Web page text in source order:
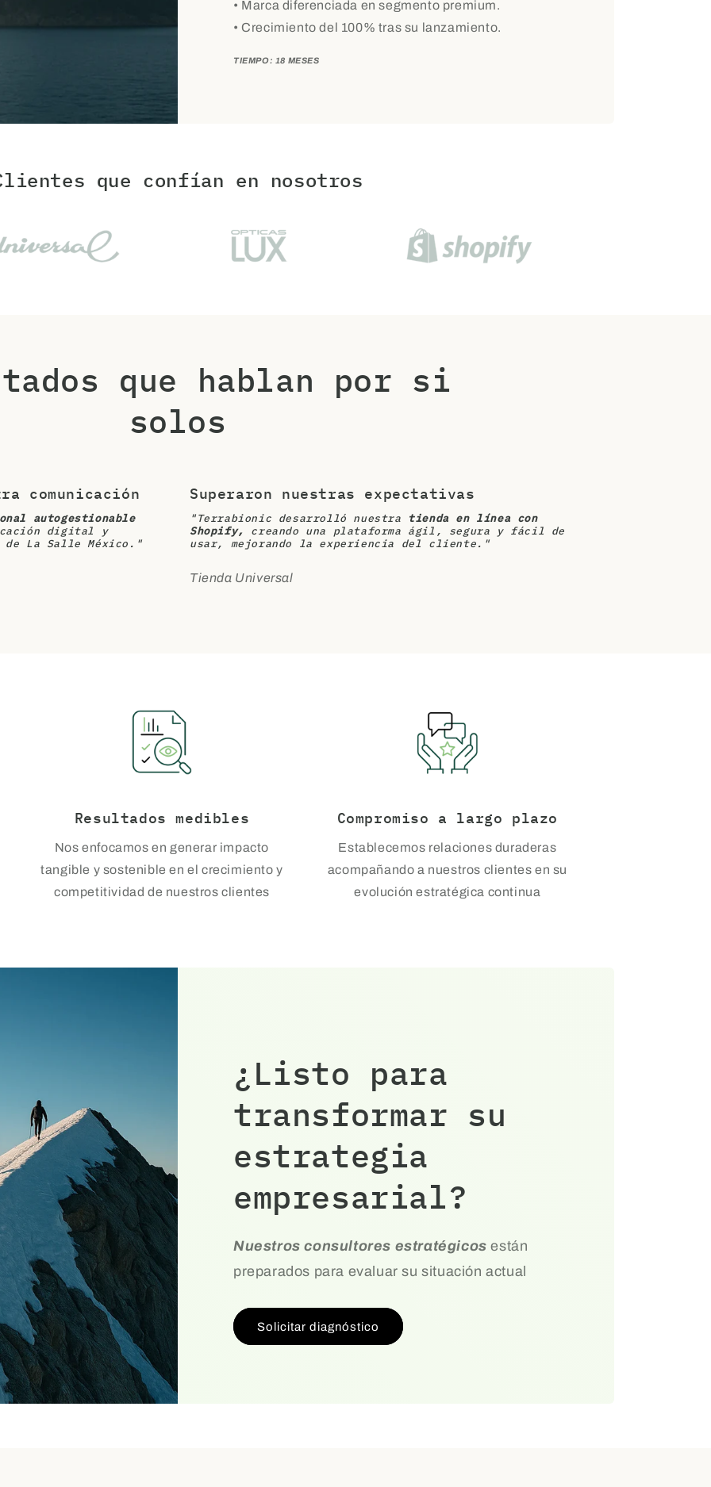
• Marca diferenciada en segmento premium.
• Crecimiento del 100% tras su lanzamiento.
TIEMPO: 18 MESES
que confían en nosotros
que hablan por si
solos
comunicación
autogestionable
digital y
La Salle México."
Superaron nuestras expectativas
"Terrabionic desarrolló nuestra
tienda en línea con
Shopify, creando una plataforma ágil, segura y fácil de
usar, mejorando la experiencia del cliente."
Tienda Universal
Resultados medibles
Nos enfocamos en generar impacto
tangible y sostenible en el crecimiento y
competitividad de nuestros clientes
Compromiso a largo plazo
Establecemos relaciones duraderas
acompañando a nuestros clientes en su
evolución estratégica continua
¿Listo para
transformar su
estrategia
empresarial?
Nuestros consultores estratégicosestán
preparados para evaluar su situación actual
Solicitar diagnóstico